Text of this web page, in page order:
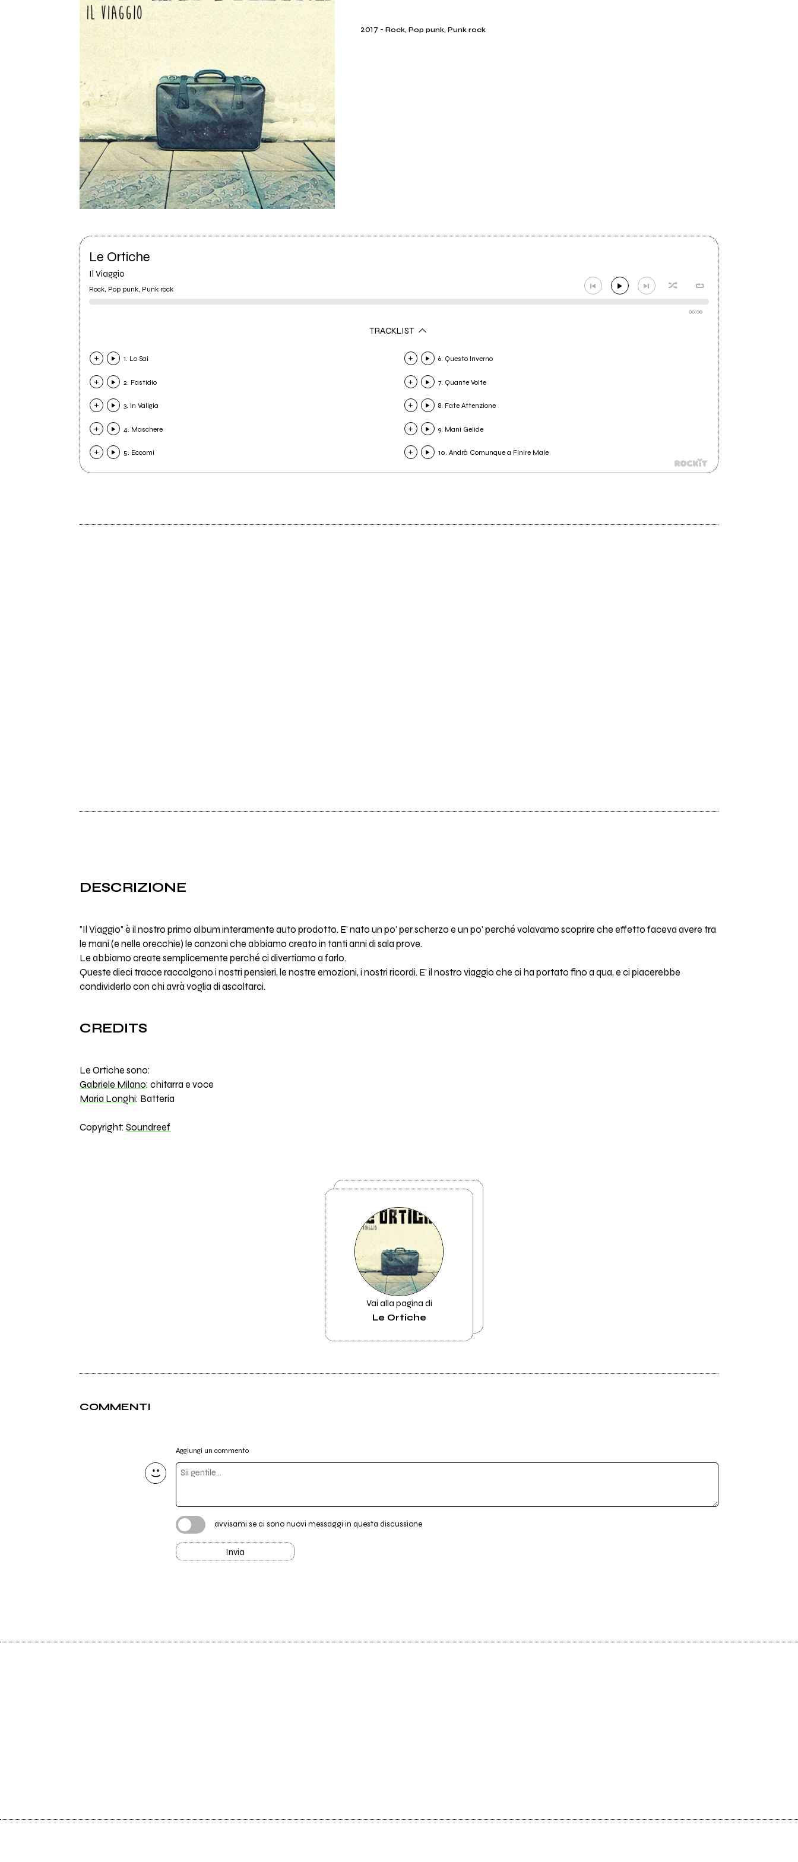
2017 -Rock, Pop punk, Punk rock
Le Ortiche
Il Viaggio
Rock, Pop punk, Punk rock
00:00
TRACKLIST
1. Lo Sai
2. Fastidio
3. In Valigia
4. Maschere
5. Eccomi
6. Questo Inverno
7. Quante Volte
8. Fate Attenzione
9. Mani Gelide
10. Andrà Comunque a Finire Male
DESCRIZIONE
"Il Viaggio" è il nostro primo album interamente auto prodotto. E' nato un po' per scherzo e un po' perché volavamo scoprire che effetto faceva avere tra
le mani (e nelle orecchie) le canzoni che abbiamo creato in tanti anni di sala prove.
Le abbiamo create semplicemente perché ci divertiamo a farlo.
Queste dieci tracce raccolgono i nostri pensieri, le nostre emozioni, i nostri ricordi. E' il nostro viaggio che ci ha portato fino a qua, e ci piacerebbe
condividerlo con chi avrà voglia di ascoltarci.
CREDITS
Le Ortiche sono:
Gabriele Milano: chitarra e voce
Maria Longhi: Batteria
Copyright:Soundreef
Vai alla pagina di
Le Ortiche
COMMENTI
Aggiungi un commento
avvisami se ci sono nuovi messaggi in questa discussione
Invia